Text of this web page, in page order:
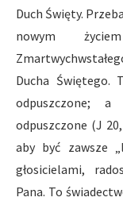
Duch Święty.
nowym
Ducha Świętego.
odpuszczone;
odpuszczone (J
aby być zawsze
głosicielami,
Pana. To